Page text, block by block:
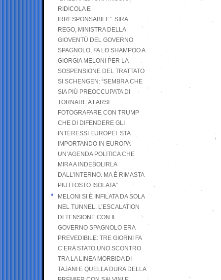
RIDICOLA E
IRRESPONSABILE”: SIRA
REGO, MINISTRA DELLA
GIOVENTÙ DEL GOVERNO
SPAGNOLO, FA LO SHAMPOO A
GIORGIA MELONI PER LA
SOSPENSIONE DEL TRATTATO
SI SCHENGEN: “SEMBRA CHE
SIA PIÙ PREOCCUPATA DI
TORNARE A FARSI
FOTOGRAFARE CON TRUMP
CHE DI DIFENDERE GLI
INTERESSI EUROPEI. STA
IMPORTANDO IN EUROPA
UN’AGENDA POLITICA CHE
MIRA A INDEBOLIRLA
DALL’INTERNO. MA È RIMASTA
PIUTTOSTO ISOLATA”
MELONI SI È INFILATA DA SOLA
NEL TUNNEL. L’ESCALATION
DI TENSIONE CON IL
GOVERNO SPAGNOLO ERA
PREVEDIBILE: TRE GIORNI FA
C’ERA STATO UNO SCONTRO
TRA LA LINEA MORBIDA DI
TAJANI E QUELLA DURA DELLA